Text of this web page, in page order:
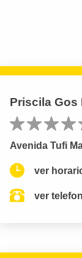
Priscila Gos
Avenida Tufi
ver
ver